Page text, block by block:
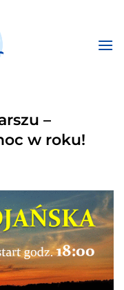
–
w roku!